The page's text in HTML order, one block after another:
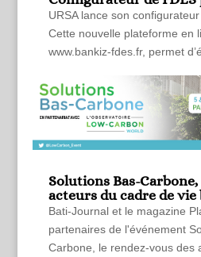
URSA lance son
Cette nouvelle plateforme en
www.bankiz-fdes.fr, permet
Solutions Bas-Carbone,
acteurs du cadre de
Bati-Journal et le magazine
partenaires de l'événement
Carbone, le rendez-vous des